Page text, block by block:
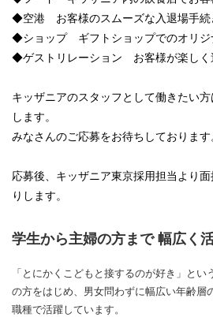
◆空港 お客様のスムーズな入退場手続
◆ショップ ギフトショップでのオリジ
◆ゲストリレーション お客様が楽しく
キッザニアのスタッフとして働きたい
します。
みなさんのご応募をお待ちしております
応募後、キッザニア東京採用担当より
りします。
学生から主婦の方まで 幅広く
「とにかくこどもと接するのが好き」と
の方をはじめ、男女問わずに幅広い年齢層
職種で活躍しています。